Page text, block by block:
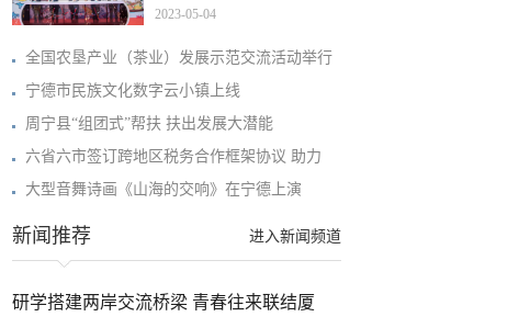
2023-05-04
全国农垦产业（茶业）发展示范交流活动举行
宁德市民族文化数字云小镇上线
周宁县“组团式”帮扶 扶出发展大潜能
六省六市签订跨地区税务合作框架协议 助力
大型音舞诗画《山海的交响》在宁德上演
进入新闻频道
新闻推荐
研学搭建两岸交流桥梁 青春往来联结厦